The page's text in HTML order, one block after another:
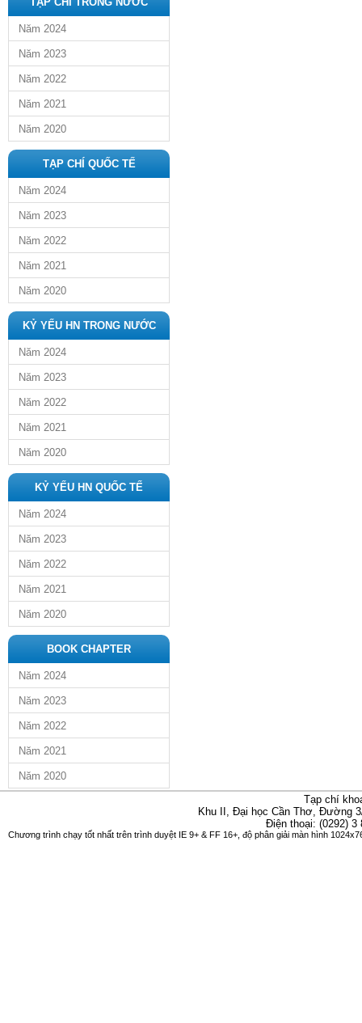
Năm 2024
Năm 2023
Năm 2022
Năm 2021
Năm 2020
TẠP CHÍ QUỐC TẾ
Năm 2024
Năm 2023
Năm 2022
Năm 2021
Năm 2020
KỶ YẾU HN TRONG NƯỚC
Năm 2024
Năm 2023
Năm 2022
Năm 2021
Năm 2020
KỶ YẾU HN QUỐC TẾ
Năm 2024
Năm 2023
Năm 2022
Năm 2021
Năm 2020
BOOK CHAPTER
Năm 2024
Năm 2023
Năm 2022
Năm 2021
Năm 2020
Tạp chí
Khu II, Đại học Cần Thơ, Đường
Điện thoại: (0292)
Chương trình chạy tốt nhất trên trình duyệt IE 9+ & FF 16+, độ phân giải màn hình